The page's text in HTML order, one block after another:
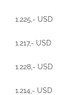
1.225,- USD
1.217,- USD
1.228,- USD
1.214,- USD